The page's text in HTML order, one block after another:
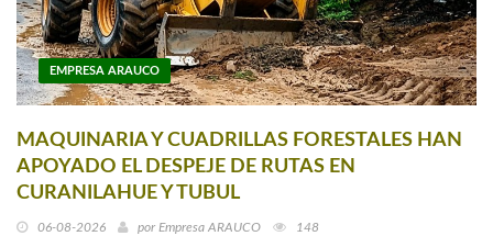
EMPRESA ARAUCO
MAQUINARIA Y CUADRILLAS FORESTALES HAN
APOYADO EL DESPEJE DE RUTAS EN
CURANILAHUE Y TUBUL
06-08-2026 por Empresa ARAUCO 148